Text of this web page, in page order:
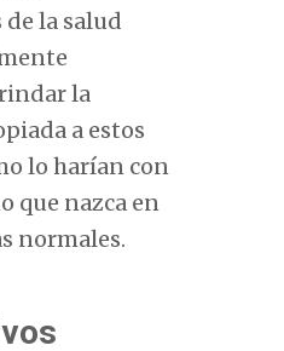
la salud
la
a estos
lo harían con
que nazca en
normales.